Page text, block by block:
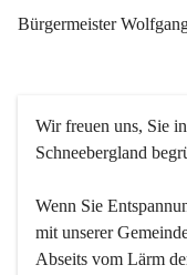
Bürgermeister
Wir freuen uns, Sie
Schneebergland
Wenn Sie
mit unserer
Abseits vom Lärm